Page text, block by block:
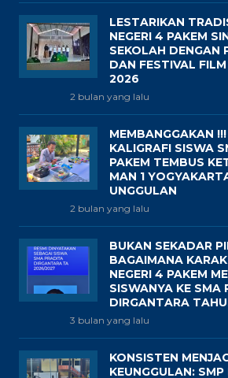
LESTARIKAN
NEGERI 4 PAKEM
SEKOLAH DENGAN
DAN FESTIVAL
2026
2 bulan yang lalu
MEMBANGGAKAN
KALIGRAFI SISWA
PAKEM TEMBUS
MAN 1
UNGGULAN
2 bulan yang lalu
BUKAN SEKADAR
BAGAIMANA
NEGERI 4 PAKEM
SISWANYA KE SMA
DIRGANTARA
3 bulan yang lalu
KONSISTEN
KEUNGGULAN: SMP